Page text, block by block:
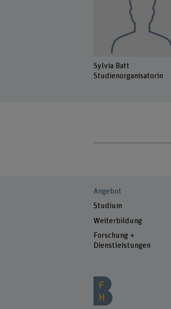
Sylvia Batt
Studienorganisatorin
Angebot
Studium
Weiterbildung
Forschung +
Dienstleistungen